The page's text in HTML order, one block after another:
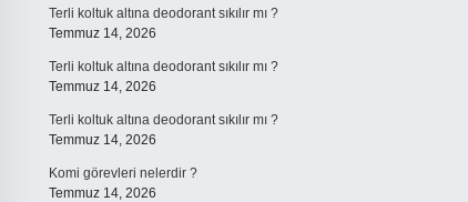
Terli koltuk altına deodorant sıkılır mı ?
Temmuz 14, 2026
Terli koltuk altına deodorant sıkılır mı ?
Temmuz 14, 2026
Terli koltuk altına deodorant sıkılır mı ?
Temmuz 14, 2026
Komi görevleri nelerdir ?
Temmuz 14, 2026